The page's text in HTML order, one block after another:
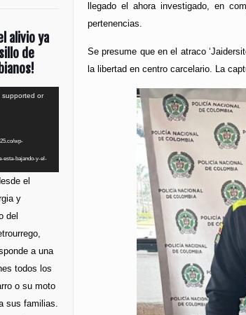
llegado el ahora investigado, en
pertenencias.
Se presume que en el atraco
la libertad en centro carcelario. La
alivio ya
de
supported or
wp-
esta-bajando-y-el-
el
y
del
a una
todos los
o su moto
sus familias.